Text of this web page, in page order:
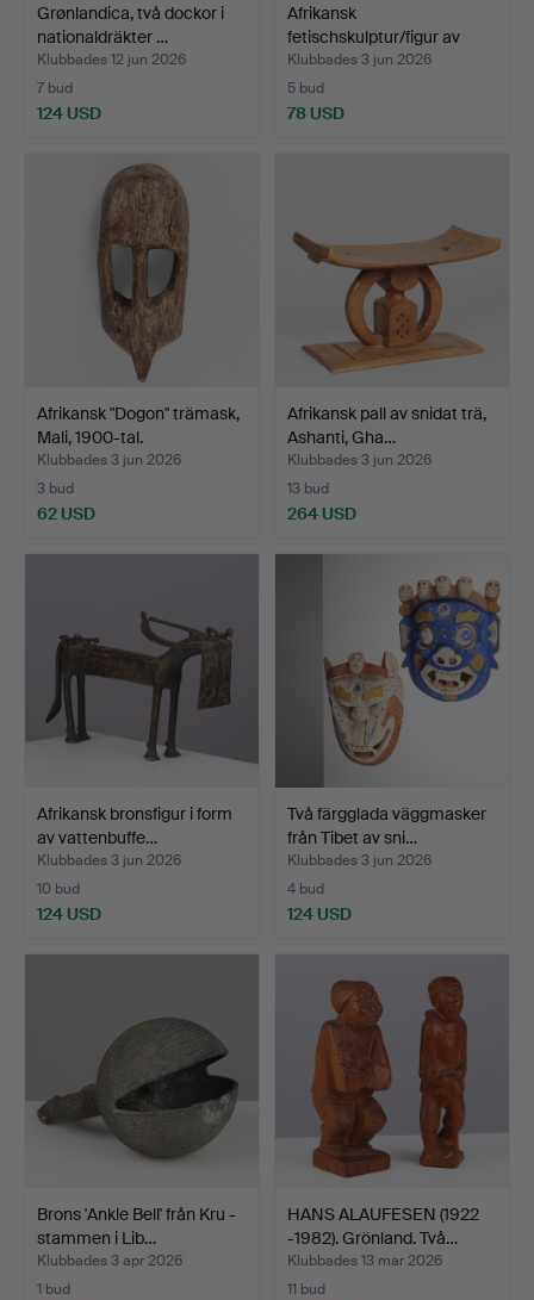
Grønlandica, två dockor i
nationaldräkter …
Klubbades 12 jun 2026
7 bud
124 USD
Afrikansk
fetischskulptur/figur av
utskure…
Klubbades 3 jun 2026
5 bud
78 USD
Afrikansk "Dogon" trämask,
Mali, 1900-tal.
Klubbades 3 jun 2026
3 bud
62 USD
Afrikansk pall av snidat trä,
Ashanti, Gha…
Klubbades 3 jun 2026
13 bud
264 USD
Afrikansk bronsfigur i form
av vattenbuffe…
Klubbades 3 jun 2026
10 bud
124 USD
Två färgglada väggmasker
från Tibet av sni…
Klubbades 3 jun 2026
4 bud
124 USD
Brons 'Ankle Bell' från Kru -
stammen i Lib…
Klubbades 3 apr 2026
1 bud
HANS ALAUFESEN (1922
-1982). Grönland. Två…
Klubbades 13 mar 2026
11 bud